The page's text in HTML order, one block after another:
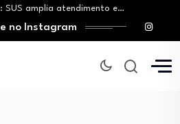
SUS amplia atendimento e…
câncer de mama e a…
de dormir: O novo…
colocam em risco…
no Instagram